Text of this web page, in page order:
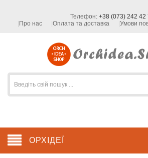
Телефон: +38 (073) 242 42
Про нас
Оплата та доставка Умови
ОРХІДЕЇ